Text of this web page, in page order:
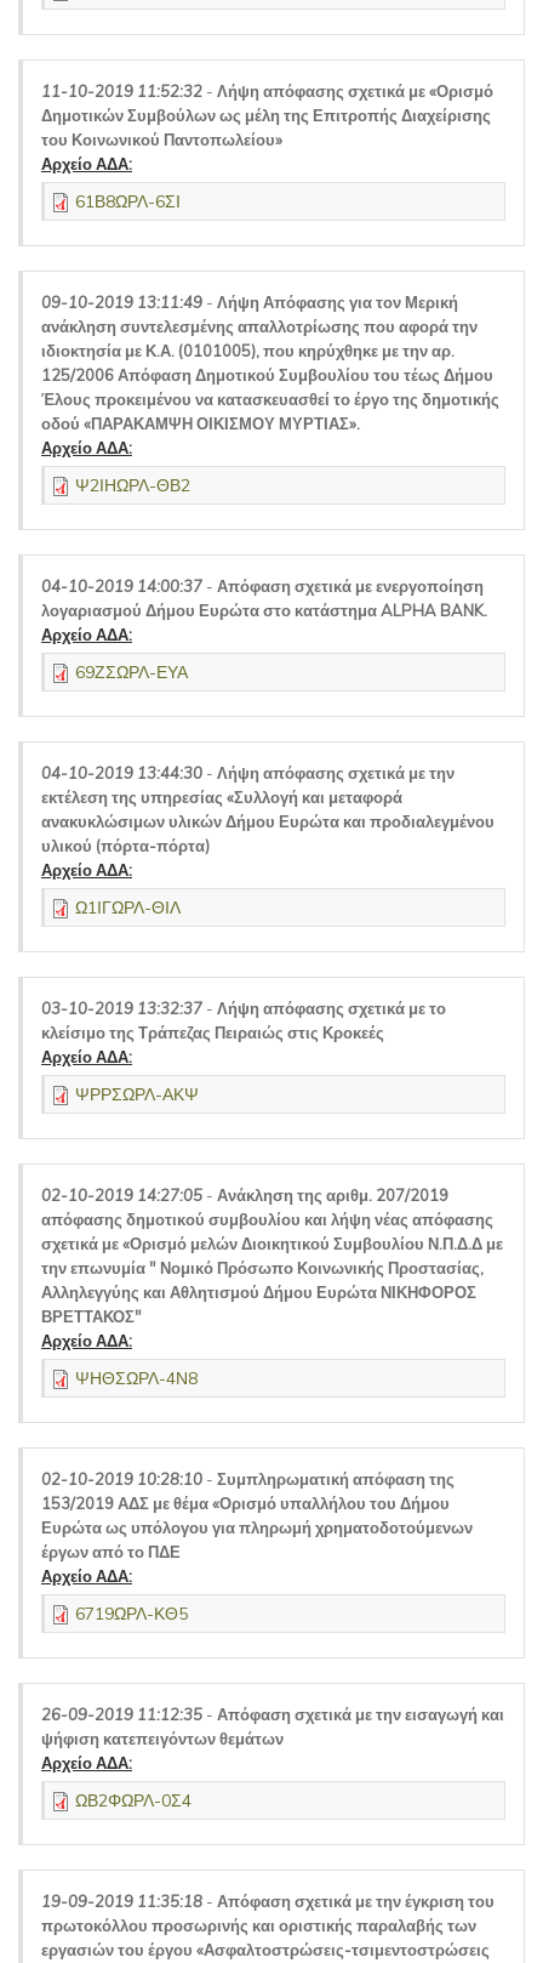
11-10-2019 11:52:32 - Λήψη απόφασης σχετικά με «Ορισμό
Δημοτικών Συμβούλων ως μέλη της Επιτροπής Διαχείρισης
του Κοινωνικού Παντοπωλείου»
Αρχείο ΑΔΑ:
61Β8ΩΡΛ-6ΣΙ
09-10-2019 13:11:49 - Λήψη Απόφασης για τον Μερική
ανάκληση συντελεσμένης απαλλοτρίωσης που αφορά την
ιδιοκτησία με Κ.Α. (0101005), που κηρύχθηκε με την αρ.
125/2006 Απόφαση Δημοτικού Συμβουλίου του τέως Δήμου
Έλους προκειμένου να κατασκευασθεί το έργο της δημοτικής
οδού «ΠΑΡΑΚΑΜΨΗ ΟΙΚΙΣΜΟΥ ΜΥΡΤΙΑΣ».
Αρχείο ΑΔΑ:
Ψ2ΙΗΩΡΛ-ΘΒ2
04-10-2019 14:00:37 - Απόφαση σχετικά με ενεργοποίηση
λογαριασμού Δήμου Ευρώτα στο κατάστημα ALPHA BANK.
Αρχείο ΑΔΑ:
69ΖΣΩΡΛ-ΕΥΑ
04-10-2019 13:44:30 - Λήψη απόφασης σχετικά με την
εκτέλεση της υπηρεσίας «Συλλογή και μεταφορά
ανακυκλώσιμων υλικών Δήμου Ευρώτα και προδιαλεγμένου
υλικού (πόρτα-πόρτα)
Αρχείο ΑΔΑ:
Ω1ΙΓΩΡΛ-ΘΙΛ
03-10-2019 13:32:37 - Λήψη απόφασης σχετικά με το
κλείσιμο της Τράπεζας Πειραιώς στις Κροκεές
Αρχείο ΑΔΑ:
ΨΡΡΣΩΡΛ-ΑΚΨ
02-10-2019 14:27:05 - Ανάκληση της αριθμ. 207/2019
απόφασης δημοτικού συμβουλίου και λήψη νέας απόφασης
σχετικά με «Ορισμό μελών Διοικητικού Συμβουλίου Ν.Π.Δ.Δ με
την επωνυμία " Νομικό Πρόσωπο Κοινωνικής Προστασίας,
Αλληλεγγύης και Αθλητισμού Δήμου Ευρώτα ΝΙΚΗΦΟΡΟΣ
ΒΡΕΤΤΑΚΟΣ"
Αρχείο ΑΔΑ:
ΨΗΘΣΩΡΛ-4Ν8
02-10-2019 10:28:10 - Συμπληρωματική απόφαση της
153/2019 ΑΔΣ με θέμα «Ορισμό υπαλλήλου του Δήμου
Ευρώτα ως υπόλογου για πληρωμή χρηματοδοτούμενων
έργων από το ΠΔΕ
Αρχείο ΑΔΑ:
6719ΩΡΛ-ΚΘ5
26-09-2019 11:12:35 - Απόφαση σχετικά με την εισαγωγή και
ψήφιση κατεπειγόντων θεμάτων
Αρχείο ΑΔΑ:
ΩΒ2ΦΩΡΛ-0Σ4
19-09-2019 11:35:18 - Απόφαση σχετικά με την έγκριση του
πρωτοκόλλου προσωρινής και οριστικής παραλαβής των
εργασιών του έργου «Ασφαλτοστρώσεις-τσιμεντοστρώσεις